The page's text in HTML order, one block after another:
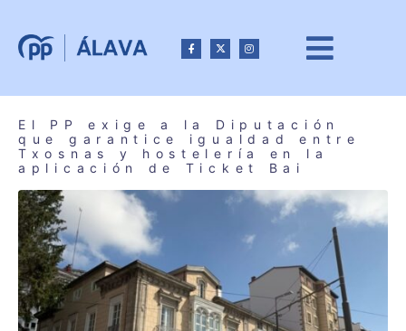
El PP exige a la Diputación
que garantice igualdad entre
Txosnas y hostelería en la
aplicación de Ticket Bai